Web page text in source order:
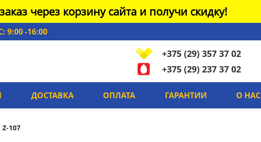
через корзину сайта и получи скидку!
9:00 -16:00
+375 (29) 357 37 02
+375 (29) 237 37 02
ДОСТАВКА ОПЛАТА ГАРАНТИИ О НАС
Z-107